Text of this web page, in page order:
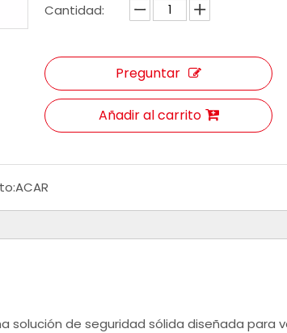
Dispositivo de extensión del acelerador controlado compacto para el pie para una conducción precisa (Acar-F1mini)
Cantidad:
Preguntar
Añadir al carrito
ACAR
solución de seguridad sólida diseñada para